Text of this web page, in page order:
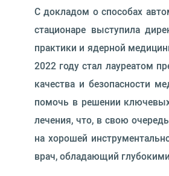
С докладом о способах
стационаре выступила
практики и ядерной
2022 году стал лауреатом
качества и безопасности
помочь в решении
лечения, что, в свою
на хорошей
врач, обладающий